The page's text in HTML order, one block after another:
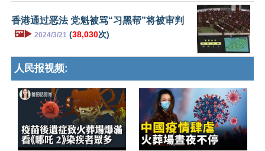
香港通过恶法 党魁被骂“习黑帮”将被审判
🖼️▶️ 2024/3/21 (38,030次)
人民报视频: